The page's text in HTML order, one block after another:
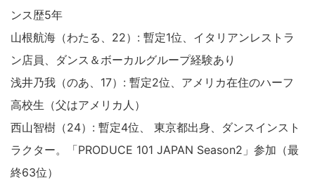
ンス歴5年
山根航海（わたる、22）: 暫定1位、イタリアンレストラ
ン店員、ダンス＆ボーカルグループ経験あり
浅井乃我（のあ、17）: 暫定2位、アメリカ在住のハーフ
高校生（父はアメリカ人）
西山智樹（24）: 暫定4位、 東京都出身、ダンスインスト
ラクター。「PRODUCE 101 JAPAN Season2」参加（最
終63位）